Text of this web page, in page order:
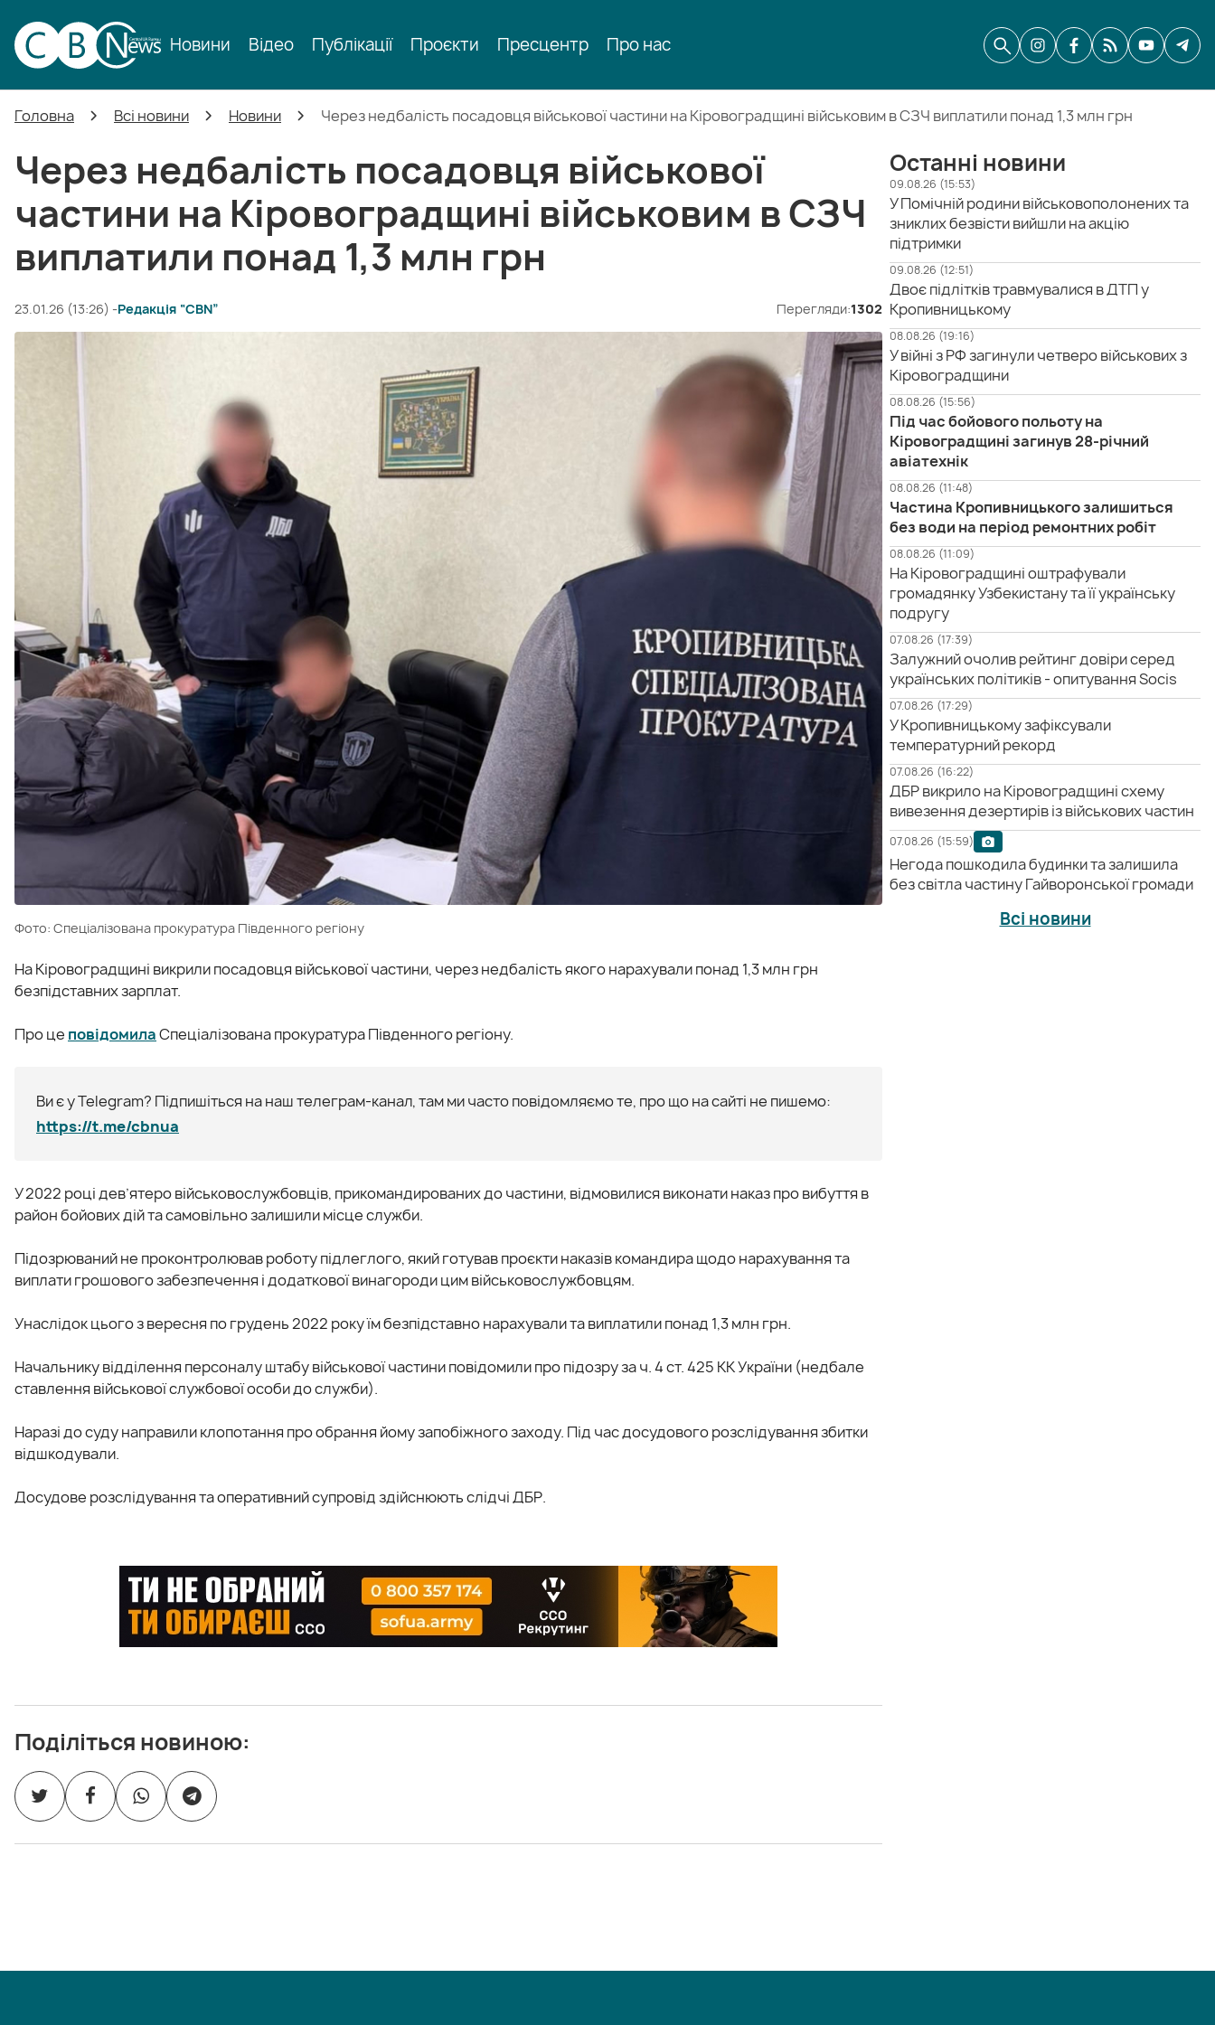
Новини Відео Публікації Проєкти Пресцентр Про нас
Головна Всі новини Новини Через недбалість посадовця військової частини на Кіровоградщині військовим в СЗЧ виплатили понад 1,3 млн грн
Через недбалість посадовця військової
частини на Кіровоградщині військовим в СЗЧ
виплатили понад 1,3 млн грн
23.01.26 (13:26) -Редакція “CBN” Перегляди:1302
Фото: Спеціалізована прокуратура Південного регіону
На Кіровоградщині викрили посадовця військової частини, через недбалість якого нарахували понад 1,3 млн грн
безпідставних зарплат.
Про це повідомилаСпеціалізована прокуратура Південного регіону.
Ви є у Telegram? Підпишіться на наш телеграм-канал, там ми часто повідомляємо те, про що на сайті не пишемо:
https://t.me/cbnua
У 2022 році дев’ятеро військовослужбовців, прикомандированих до частини, відмовилися виконати наказ про вибуття в
район бойових дій та самовільно залишили місце служби.
Підозрюваний не проконтролював роботу підлеглого, який готував проєкти наказів командира щодо нарахування та
виплати грошового забезпечення і додаткової винагороди цим військовослужбовцям.
Унаслідок цього з вересня по грудень 2022 року їм безпідставно нарахували та виплатили понад 1,3 млн грн.
Начальнику відділення персоналу штабу військової частини повідомили про підозру за ч. 4 ст. 425 КК України (недбале
ставлення військової службової особи до служби).
Наразі до суду направили клопотання про обрання йому запобіжного заходу. Під час досудового розслідування збитки
відшкодували.
Досудове розслідування та оперативний супровід здійснюють слідчі ДБР.
Поділіться новиною:
Останні новини
09.08.26 (15:53)
У Помічній родини військовополонених та
зниклих безвісти вийшли на акцію
підтримки
09.08.26 (12:51)
Двоє підлітків травмувалися в ДТП у
Кропивницькому
08.08.26 (19:16)
У війні з РФ загинули четверо військових з
Кіровоградщини
08.08.26 (15:56)
Під час бойового польоту на
Кіровоградщині загинув 28-річний
авіатехнік
08.08.26 (11:48)
Частина Кропивницького залишиться
без води на період ремонтних робіт
08.08.26 (11:09)
На Кіровоградщині оштрафували
громадянку Узбекистану та її українську
подругу
07.08.26 (17:39)
Залужний очолив рейтинг довіри серед
українських політиків - опитування Socis
07.08.26 (17:29)
У Кропивницькому зафіксували
температурний рекорд
07.08.26 (16:22)
ДБР викрило на Кіровоградщині схему
вивезення дезертирів із військових частин
07.08.26 (15:59)
Негода пошкодила будинки та залишила
без світла частину Гайворонської громади
Всі новини